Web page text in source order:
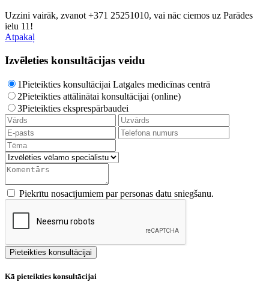
Uzzini vairāk, zvanot +371 25251010, vai nāc ciemos uz Parādes
ielu 11!
Atpakaļ
Izvēleties konsultācijas veidu
1Pieteikties konsultācijai Latgales medicīnas centrā
2Pieteikties attālinātai konsultācijai (online)
3Pieteikties eksprespārbaudei
Piekrītu nosacījumiem par personas datu sniegšanu.
Kā pieteikties konsultācijai